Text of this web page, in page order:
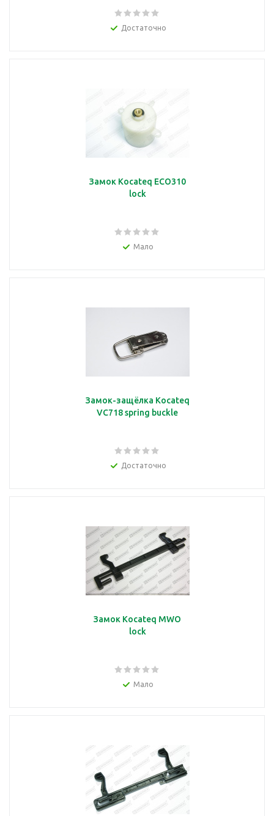
Достаточно
Замок Kocateq ECO310
lock
Мало
Замок-защёлка Kocateq
VC718 spring buckle
Достаточно
Замок Kocateq MWO
lock
Мало